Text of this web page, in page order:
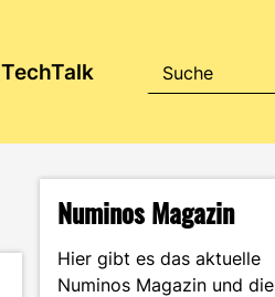
TechTalk
Numinos Magazin
Hier gibt es das aktuelle
Numinos Magazin und die